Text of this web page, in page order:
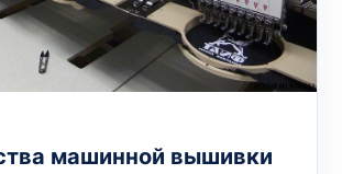
машинной вышивки